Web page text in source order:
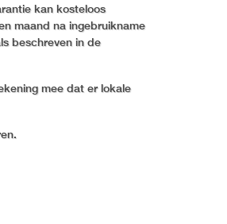
kan kosteloos
maand na ingebruikname
beschreven in de
mee dat er lokale